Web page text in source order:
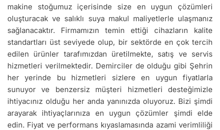
makine stoğumuz içerisinde size en uygun çözümleri
oluşturacak ve salıklı suya makul maliyetlerle ulaşmanız
sağlanacaktır. Firmamızın temin ettiği cihazların kalite
standartları üst seviyede olup, bir sektörde en çok tercih
edilen ürünler tarafımızdan üretilmekte, satış ve servis
hizmetleri verilmektedir. Demirciler de olduğu gibi Şehrin
her yerinde bu hizmetleri sizlere en uygun fiyatlarla
sunuyor ve benzersiz müşteri hizmetleri desteğimizle
ihtiyacınız olduğu her anda yanınızda oluyoruz. Bizi şimdi
arayarak ihtiyaçlarınıza en uygun çözümler şimdi elde
edin. Fiyat ve performans kıyaslamasında azami verimliliği